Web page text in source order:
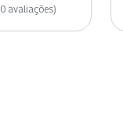
avaliações)